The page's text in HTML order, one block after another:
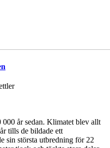
000 år sedan. Klimatet blev allt
tills de bildade ett
sin största utbredning för 22